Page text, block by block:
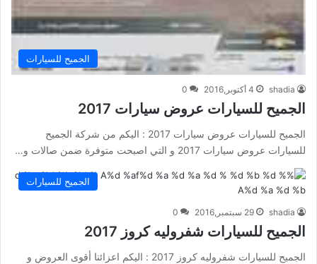
الجميح للسيارات
shadia 4 أكتوبر,2016 0
الجميح للسيارات عروض سيارات 2017
الجميح للسيارات عروض سيارات 2017 : اليكم من شركة الجميح
للسيارات عروض سيارات 2017 و التي اصبحت متوفرة ضمن صالات و…
الجميح للسيارات
shadia 29 سبتمبر,2016 0
الجميح للسيارات شفروليه كروز 2017
الجميح للسيارات شفروليه كروز 2017 : اليكم اعزائنا أقوى العروض و